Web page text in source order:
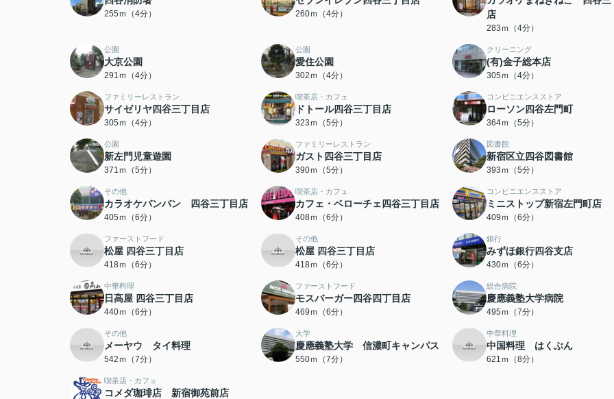
255ｍ（4分） 260ｍ（4分）
店
283ｍ（4分）
公園
大京公園
291ｍ（4分）
公園
愛住公園
302ｍ（4分）
クリーニング
(有)金子総本店
305ｍ（4分）
ファミリーレストラン
サイゼリヤ四谷三丁目店
305ｍ（4分）
喫茶店・カフェ
ドトール四谷三丁目店
323ｍ（5分）
コンビニエンスストア
ローソン四谷左門町
364ｍ（5分）
公園
新左門児童遊園
371ｍ（5分）
ファミリーレストラン
ガスト四谷三丁目店
390ｍ（5分）
図書館
新宿区立四谷図書館
393ｍ（5分）
その他
カラオケバンバン 四谷三丁目店
405ｍ（6分）
喫茶店・カフェ
カフェ・ベローチェ四谷三丁目店
408ｍ（6分）
コンビニエンスストア
ミニストップ新宿左門町店
409ｍ（6分）
ファーストフード
松屋 四谷三丁目店
418ｍ（6分）
その他
松屋 四谷三丁目店
418ｍ（6分）
銀行
みずほ銀行四谷支店
430ｍ（6分）
中華料理
日高屋 四谷三丁目店
440ｍ（6分）
ファーストフード
モスバーガー四谷四丁目店
469ｍ（6分）
総合病院
慶應義塾大学病院
495ｍ（7分）
その他
メーヤウ タイ料理
542ｍ（7分）
大学
慶應義塾大学 信濃町キャンパス
550ｍ（7分）
中華料理
中国料理 はくぶん
621ｍ（8分）
喫茶店・カフェ
コメダ珈琲店 新宿御苑前店